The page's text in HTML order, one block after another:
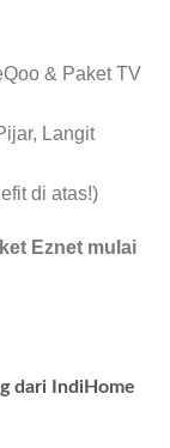
& Paket TV
Langit
di atas!)
Eznet mulai
dari IndiHome